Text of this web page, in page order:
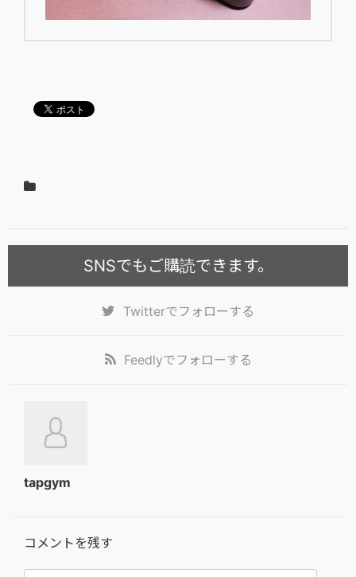
SNSでもご購読できます。
Twitterでフォローする
Feedlyでフォローする
tapgym
コメントを残す